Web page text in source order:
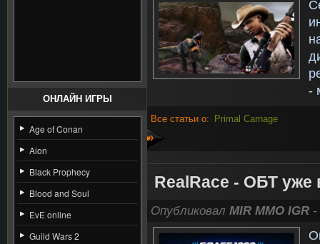
ОНЛАЙН ИГРЫ
Age of Conan
Aion
Black Prophecy
Blood and Soul
EvE online
Guild Wars 2
-
Все статьи о: Primal Carnage
»
RealRace - ОБТ уже
Опубликовал MIR MMO IGR -